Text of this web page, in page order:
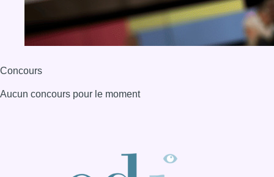
Concours
Aucun concours pour le moment